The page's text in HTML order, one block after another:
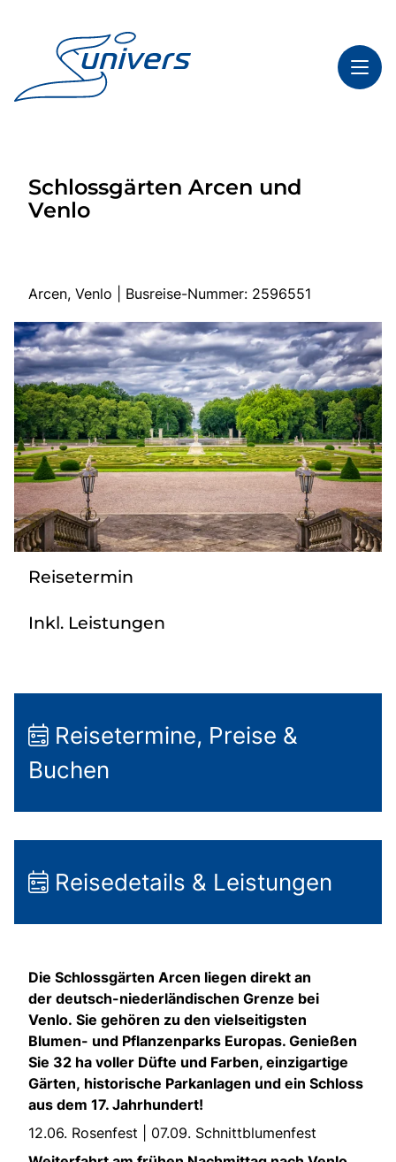
Highlights
Service
Start
Mehrtagesfahrten
Tagesfahrten
Flugreisen
Busanmietung
Service
Kontakt
Schlossgärten Arcen und
Venlo
Arcen, Venlo | Busreise-Nummer: 2596551
Reisetermin
Inkl. Leistungen
Reisetermine, Preise &
Buchen
Reisedetails & Leistungen
Die Schlossgärten Arcen liegen direkt an
der deutsch-niederländischen Grenze bei
Venlo. Sie gehören zu den vielseitigsten
Blumen- und Pflanzenparks Europas. Genießen
Sie 32 ha voller Düfte und Farben, einzigartige
Gärten, historische Parkanlagen und ein Schloss
aus dem 17. Jahrhundert!
12.06. Rosenfest | 07.09. Schnittblumenfest